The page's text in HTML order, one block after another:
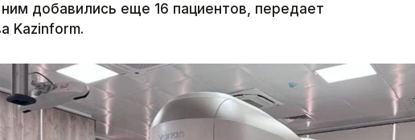
добавились еще 16 пациентов, передает
Kazinform.